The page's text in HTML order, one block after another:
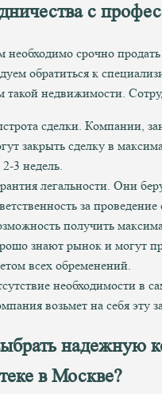
с
необходимо срочно
обратиться к
такой недвижимости.
сделки. Компании,
закрыть сделку в
2-3 недель.
легальности. Они
за проведение
получить
знают рынок и могут
всех обременений.
необходимости в
возьмет на себя эту
надежную
в Москве?